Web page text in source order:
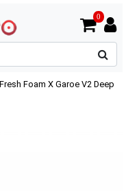
0
Foam X Garoe V2 Deep